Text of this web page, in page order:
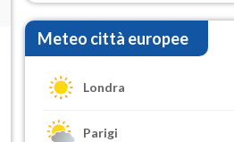
Meteo città europee
Londra
Parigi